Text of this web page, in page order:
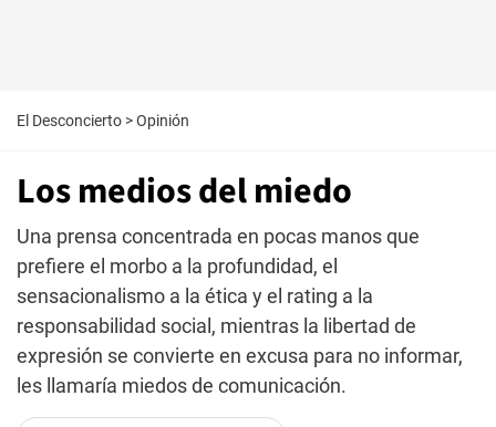
El Desconcierto >Opinión
Los medios del miedo
Una prensa concentrada en pocas manos que
prefiere el morbo a la profundidad, el
sensacionalismo a la ética y el rating a la
responsabilidad social, mientras la libertad de
expresión se convierte en excusa para no informar,
les llamaría miedos de comunicación.